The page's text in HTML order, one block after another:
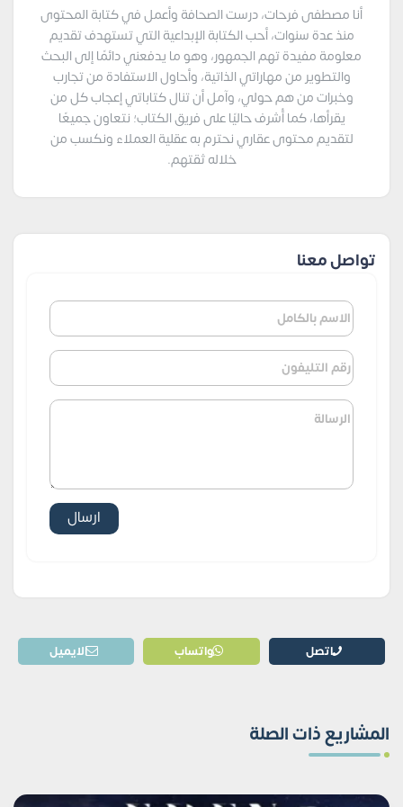
أنا مصطفى فرحات، درست الصحافة وأعمل في كتابة المحتوى
منذ عدة سنوات، أحب الكتابة الإبداعية التي تستهدف تقديم
معلومة مفيدة تهم الجمهور، وهو ما يدفعني دائمًا إلى البحث
والتطوير من مهاراتي الذاتية، وأحاول الاستفادة من تجارب
وخبرات من هم حولي، وآمل أن تنال كتاباتي إعجاب كل من
يقرأها، كما أُشرف حاليًا على فريق الكتاب؛ نتعاون جميعًا
لتقديم محتوى عقاري نحترم به عقلية العملاء ونكسب من
خلاله ثقتهم.
تواصل معنا
اتصل واتساب الايميل
المشاريع ذات الصلة